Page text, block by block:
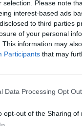
selection. Please note
interest-based ads
to third parties
of your personal
This information may
Participants that may
Data Processing Opt
opt-out of the Sharing of
temas
musicais. Além
sonoridades
bossa nova e folk.
e pela